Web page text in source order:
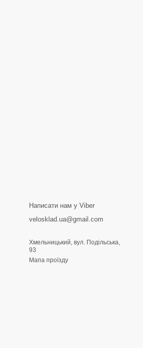
Написати нам у Viber
velosklad.ua@gmail.com
Хмельницький, вул. Подільська,
93
Мапа проїзду